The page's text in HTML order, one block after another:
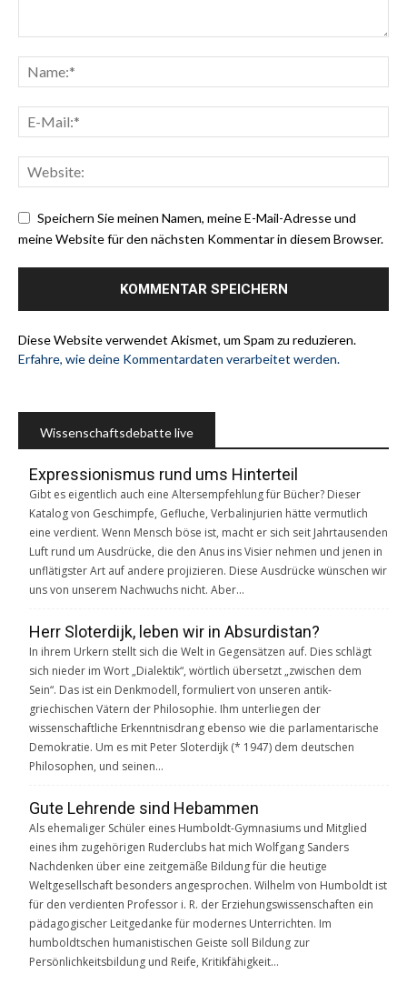
Speichern Sie meinen Namen, meine E-Mail-Adresse und
meine Website für den nächsten Kommentar in diesem Browser.
Diese Website verwendet Akismet, um Spam zu reduzieren.
Erfahre, wie deine Kommentardaten verarbeitet werden.
Wissenschaftsdebatte live
Expressionismus rund ums Hinterteil
Gibt es eigentlich auch eine Altersempfehlung für Bücher? Dieser
Katalog von Geschimpfe, Gefluche, Verbalinjurien hätte vermutlich
eine verdient. Wenn Mensch böse ist, macht er sich seit Jahrtausenden
Luft rund um Ausdrücke, die den Anus ins Visier nehmen und jenen in
unflätigster Art auf andere projizieren. Diese Ausdrücke wünschen wir
uns von unserem Nachwuchs nicht. Aber…
Herr Sloterdijk, leben wir in Absurdistan?
In ihrem Urkern stellt sich die Welt in Gegensätzen auf. Dies schlägt
sich nieder im Wort „Dialektik“, wörtlich übersetzt „zwischen dem
Sein“. Das ist ein Denkmodell, formuliert von unseren antik-
griechischen Vätern der Philosophie. Ihm unterliegen der
wissenschaftliche Erkenntnisdrang ebenso wie die parlamentarische
Demokratie. Um es mit Peter Sloterdijk (* 1947) dem deutschen
Philosophen, und seinen…
Gute Lehrende sind Hebammen
Als ehemaliger Schüler eines Humboldt-Gymnasiums und Mitglied
eines ihm zugehörigen Ruderclubs hat mich Wolfgang Sanders
Nachdenken über eine zeitgemäße Bildung für die heutige
Weltgesellschaft besonders angesprochen. Wilhelm von Humboldt ist
für den verdienten Professor i. R. der Erziehungswissenschaften ein
pädagogischer Leitgedanke für modernes Unterrichten. Im
humboldtschen humanistischen Geiste soll Bildung zur
Persönlichkeitsbildung und Reife, Kritikfähigkeit…